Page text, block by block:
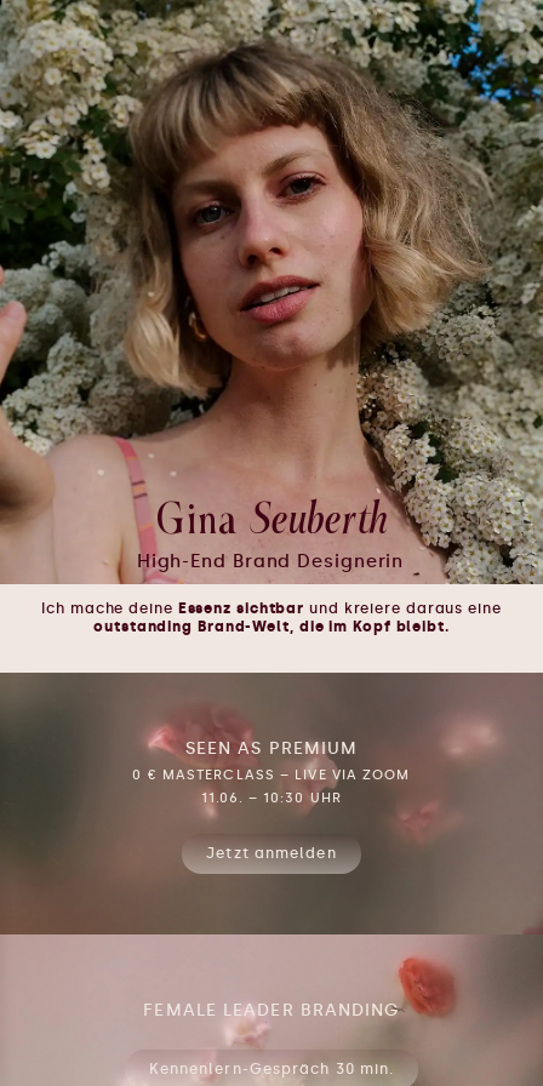
Gina Seuberth
High-End Brand Designerin
Ich mache deine Essenz sichtbar und kreiere daraus eine
outstanding Brand-Welt, die im Kopf bleibt.
SEEN AS PREMIUM
0 € MASTERCLASS – LIVE VIA ZOOM
11.06. – 10:30 UHR
Jetzt anmelden
FEMALE LEADER BRANDING
Kennenlern-Gespräch 30 min.